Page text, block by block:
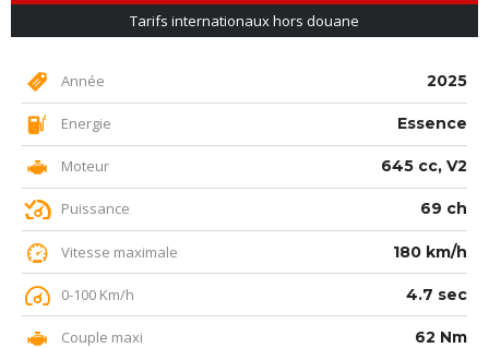
Tarifs internationaux hors douane
Année 2025
Energie Essence
Moteur 645 cc, V2
Puissance 69 ch
Vitesse maximale 180 km/h
0-100 Km/h 4.7 sec
Couple maxi 62 Nm